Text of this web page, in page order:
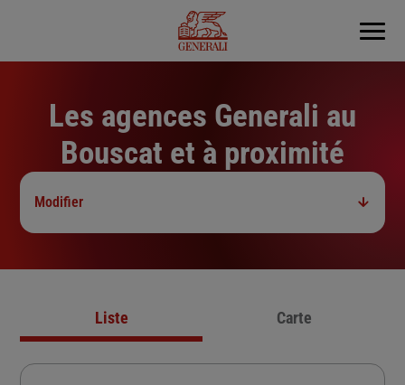
Menu
Les agences Generali au
Bouscat et à proximité
Modifier
Liste Carte